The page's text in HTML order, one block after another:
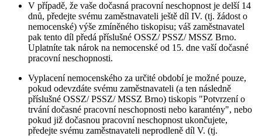
V případě, že vaše dočasná pracovní neschopnost je delší 14
dnů, předejte svému zaměstnavateli ještě díl IV. (tj. žádost o
nemocenské) výše zmíněného tiskopisu; váš zaměstnavatel
pak tento díl předá příslušné OSSZ/ PSSZ/ MSSZ Brno.
Uplatníte tak nárok na nemocenské od 15. dne vaší dočasné
pracovní neschopnosti.
Vyplacení nemocenského za určité období je možné pouze,
pokud odevzdáte svému zaměstnavateli (a ten následně
příslušné OSSZ/ PSSZ/ MSSZ Brno) tiskopis "Potvrzení o
trvání dočasné pracovní neschopnosti nebo karantény", nebo
pokud již dočasnou pracovní neschopnost ukončujete,
předejte svému zaměstnavateli neprodleně díl V. (tj.